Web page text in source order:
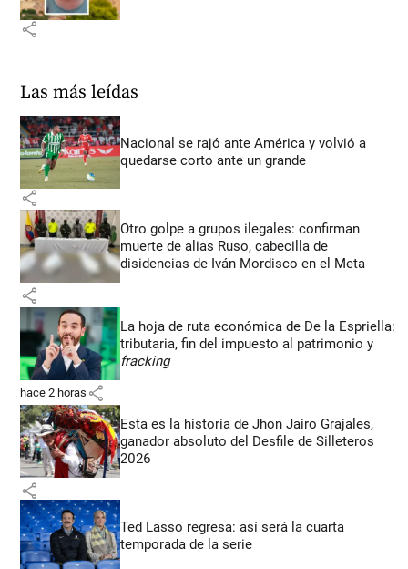
share
Las más leídas
Nacional se rajó ante América y volvió a
quedarse corto ante un grande
share
Otro golpe a grupos ilegales: confirman
muerte de alias Ruso, cabecilla de
disidencias de Iván Mordisco en el Meta
share
La hoja de ruta económica de De la Espriella:
tributaria, fin del impuesto al patrimonio y
fracking
hace 2 horas share
Esta es la historia de Jhon Jairo Grajales,
ganador absoluto del Desfile de Silleteros
2026
share
Ted Lasso regresa: así será la cuarta
temporada de la serie